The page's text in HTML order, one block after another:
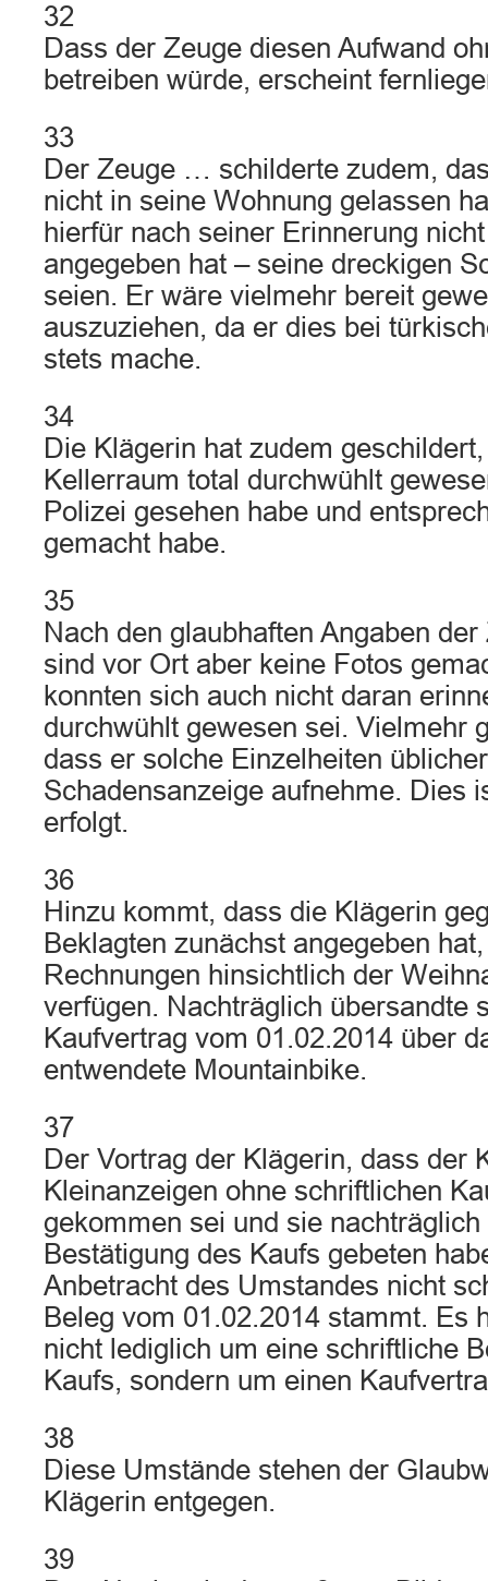
32
Dass der Zeuge diesen Aufwand
betreiben würde, erscheint
33
Der Zeuge … schilderte zudem,
nicht in seine Wohnung gelassen
hierfür nach seiner Erinnerung
angegeben hat – seine dreckigen
seien. Er wäre vielmehr bereit
auszuziehen, da er dies bei
stets mache.
34
Die Klägerin hat zudem
Kellerraum total durchwühlt
Polizei gesehen habe und
gemacht habe.
35
Nach den glaubhaften Angaben
sind vor Ort aber keine Fotos
konnten sich auch nicht daran
durchwühlt gewesen sei. Vielmehr
dass er solche Einzelheiten
Schadensanzeige aufnehme. Dies
erfolgt.
36
Hinzu kommt, dass die Klägerin
Beklagten zunächst angegeben
Rechnungen hinsichtlich der
verfügen. Nachträglich übersandte
Kaufvertrag vom 01.02.2014 über
entwendete Mountainbike.
37
Der Vortrag der Klägerin, dass der
Kleinanzeigen ohne schriftlichen
gekommen sei und sie
Bestätigung des Kaufs gebeten
Anbetracht des Umstandes nicht
Beleg vom 01.02.2014 stammt. Es
nicht lediglich um eine schriftliche
Kaufs, sondern um einen
38
Diese Umstände stehen der
Klägerin entgegen.
39